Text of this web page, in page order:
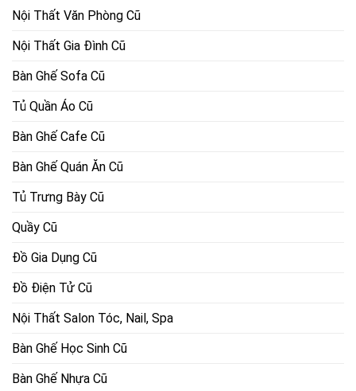
Nội Thất Văn Phòng Cũ
Nội Thất Gia Đình Cũ
Bàn Ghế Sofa Cũ
Tủ Quần Áo Cũ
Bàn Ghế Cafe Cũ
Bàn Ghế Quán Ăn Cũ
Tủ Trưng Bày Cũ
Quầy Cũ
Đồ Gia Dụng Cũ
Đồ Điện Tử Cũ
Nội Thất Salon Tóc, Nail, Spa
Bàn Ghế Học Sinh Cũ
Bàn Ghế Nhựa Cũ